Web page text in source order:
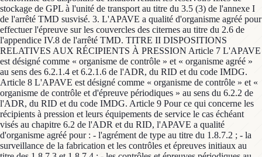
stockage de GPL à l'unité de transport au titre du 3.5 (3) de l'annexe I
de l'arrêté TMD susvisé. 3. L'APAVE a qualité d'organisme agréé pour
effectuer l'épreuve sur les couvercles des citernes au titre du 2.6 de
l'appendice IV.8 de l'arrêté TMD. TITRE II DISPOSITIONS
RELATIVES AUX RÉCIPIENTS À PRESSION Article 7 L'APAVE
est désigné comme « organisme de contrôle » et « organisme agréé »
au sens des 6.2.1.4 et 6.2.1.6 de l'ADR, du RID et du code IMDG.
Article 8 L'APAVE est désigné comme « organisme de contrôle » et «
organisme de contrôle et d'épreuve périodiques » au sens du 6.2.2 de
l'ADR, du RID et du code IMDG. Article 9 Pour ce qui concerne les
récipients à pression et leurs équipements de service le cas échéant
visés au chapitre 6.2 de l'ADR et du RID, l'APAVE a qualité
d'organisme agréé pour : - l'agrément de type au titre du 1.8.7.2 ; - la
surveillance de la fabrication et les contrôles et épreuves initiaux au